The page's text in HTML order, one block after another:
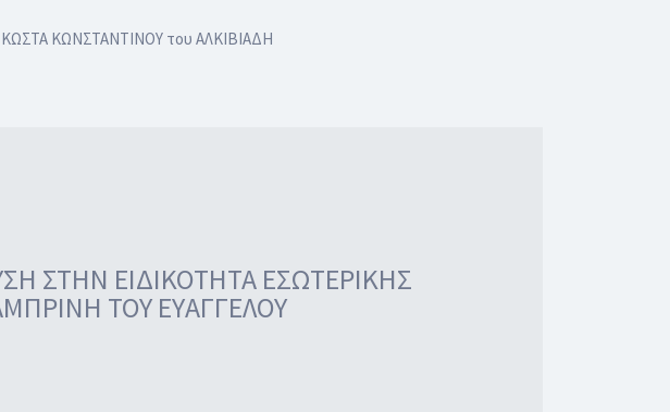
ΚΩΝΣΤΑΝΤΙΝΟΥ του ΑΛΚΙΒΙΑΔΗ
ΣΤΗΝ ΕΙΔΙΚΟΤΗΤΑ ΕΣΩΤΕΡΙΚΗΣ
ΤΟΥ ΕΥΑΓΓΕΛΟΥ